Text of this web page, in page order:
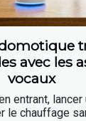
avec les
vocaux
entrant,
le chauffage